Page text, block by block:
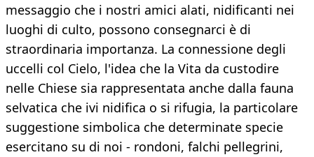
messaggio che i nostri amici alati, nidificanti nei
luoghi di culto, possono consegnarci è di
straordinaria importanza. La connessione degli
uccelli col Cielo, l'idea che la Vita da custodire
nelle Chiese sia rappresentata anche dalla fauna
selvatica che ivi nidifica o si rifugia, la particolare
suggestione simbolica che determinate specie
esercitano su di noi - rondoni, falchi pellegrini,